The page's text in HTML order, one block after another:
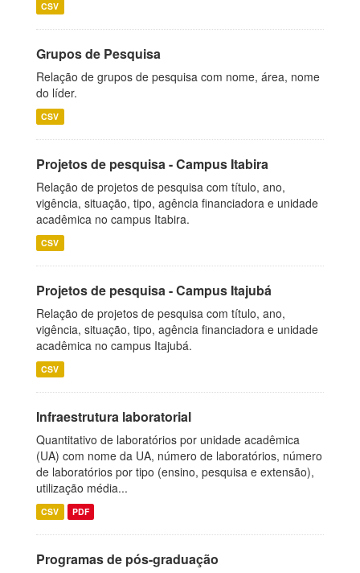
CSV
Grupos de Pesquisa
Relação de grupos de pesquisa com nome, área, nome
do líder.
CSV
Projetos de pesquisa - Campus Itabira
Relação de projetos de pesquisa com título, ano,
vigência, situação, tipo, agência financiadora e unidade
acadêmica no campus Itabira.
CSV
Projetos de pesquisa - Campus Itajubá
Relação de projetos de pesquisa com título, ano,
vigência, situação, tipo, agência financiadora e unidade
acadêmica no campus Itajubá.
CSV
Infraestrutura laboratorial
Quantitativo de laboratórios por unidade acadêmica
(UA) com nome da UA, número de laboratórios, número
de laboratórios por tipo (ensino, pesquisa e extensão),
utilização média...
CSV PDF
Programas de pós-graduação